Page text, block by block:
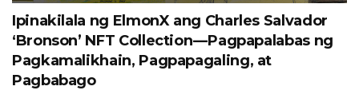
Ipinakilala ng ElmonX ang Charles Salvador
‘Bronson’ NFT Collection — Pagpapalabas ng
Pagkamalikhain, Pagpapagaling, at
Pagbabago